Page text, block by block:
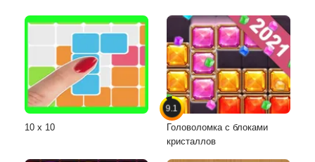
10 х 10
9.1
Головоломка с блоками
кристаллов